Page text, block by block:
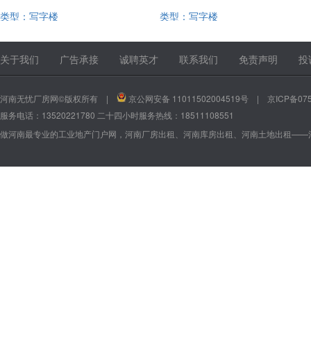
类型：写字楼
13520221780
类型：写字楼
13520221780
关于我们
广告承接 诚聘英才 联系我们 免责声明 投
河南无忧厂房网©版权所有 | 京公网安备 11011502004519号 | 京ICP备
服务电话：13520221780 二十四小时服务热线：18511108551
做河南最专业的工业地产门户网，河南厂房出租、河南库房出租、河南土地出租